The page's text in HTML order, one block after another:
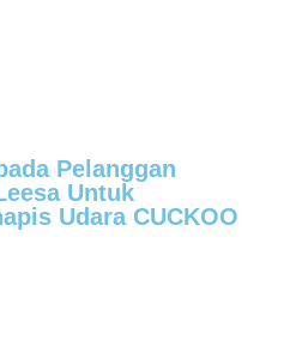
Pelanggan
Untuk
Udara CUCKOO